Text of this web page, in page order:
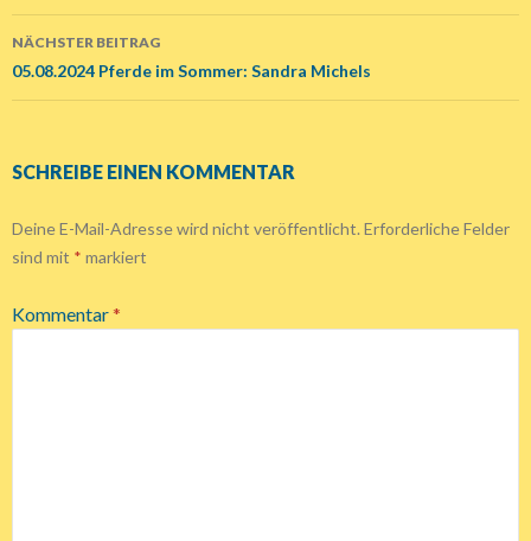
Navigation
NÄCHSTER BEITRAG
05.08.2024 Pferde im Sommer: Sandra Michels
SCHREIBE EINEN KOMMENTAR
Deine E-Mail-Adresse wird nicht veröffentlicht. Erforderliche Felder
sind mit * markiert
Kommentar*